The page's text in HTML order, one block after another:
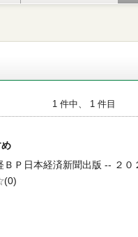
1 件中、 1 件目
め
Ｐ日本経済新聞出版 -- ２０
(0)